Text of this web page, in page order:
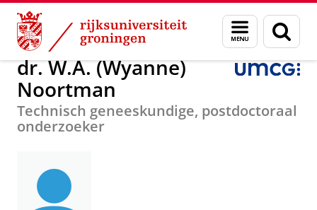
Skip
Content
Skip
Navigation
Menu
en
zoeken
Over ons dr. W.A. (Wyanne) Noortman
dr. W.A. (Wyanne)
Noortman
Technisch geneeskundige, postdoctoraal
onderzoeker